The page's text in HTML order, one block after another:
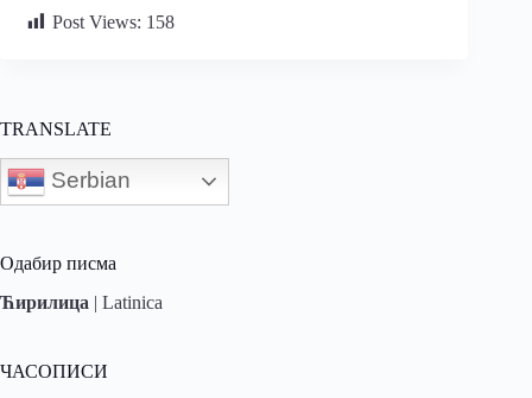
Post Views: 158
TRANSLATE
Serbian
Одабир писма
Ћирилица | Latinica
ЧАСОПИСИ